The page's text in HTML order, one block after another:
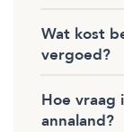
Wat kost
vergoed?
Hoe vraag
annaland?